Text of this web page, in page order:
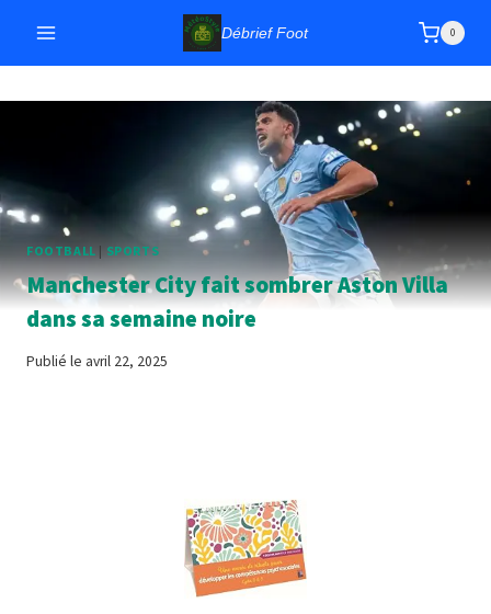
Débrief Foot 0
FOOTBALL | SPORTS
Manchester City fait sombrer Aston Villa
dans sa semaine noire
Publié le avril 22, 2025